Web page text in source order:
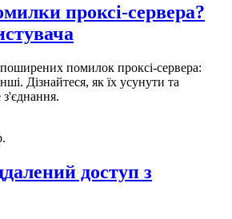
проксі-сервера?
помилок проксі-сервера:
Дізнайтеся, як їх усунути та
з'єднання.
доступ з